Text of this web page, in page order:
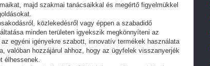
majd szakmai tanácsaikkal és megértő figyelmükkel
közlekedésről vagy éppen a szabadidő
minden területen igyekszik megkönnyíteni az
egyéni igényekre szabott, innovatív termékek használata
valóban hozzájárul ahhoz, hogy az ügyfelek visszanyerjék
élhessenek.